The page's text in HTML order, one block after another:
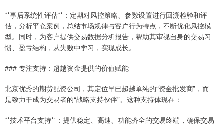
**事后系统性评估**：定期对风控策略、参数设置进行回溯检验和评
估，分析平仓案例，总结市场规律与客户行为特点，不断优化风控模
型。同时，为客户提供交易数据分析报告，帮助其审视自身的交易习
惯、盈亏结构，从失败中学习，实现成长。
### 专注支持：超越资金提供的价值赋能
北京优秀的期货配资公司，其定位早已超越单纯的“资金批发商”，而
是致力于成为交易者的“战略支持伙伴”。这种支持体现在：
**技术平台支持**：提供稳定、高速、功能齐全的交易终端，确保交易